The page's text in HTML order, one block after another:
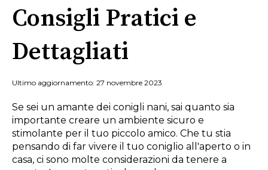
Consigli Pratici e
Dettagliati
Ultimo aggiornamento: 27 novembre 2023
Se sei un amante dei conigli nani, sai quanto sia
importante creare un ambiente sicuro e
stimolante per il tuo piccolo amico. Che tu stia
pensando di far vivere il tuo coniglio all'aperto o in
casa, ci sono molte considerazioni da tenere a